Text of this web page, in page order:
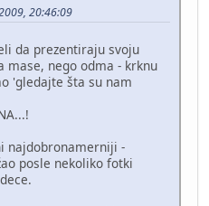
20:46:09
da prezentiraju svoju
nego odma - krknu
'gledajte šta su nam
najdobronamerniji -
posle nekoliko fotki